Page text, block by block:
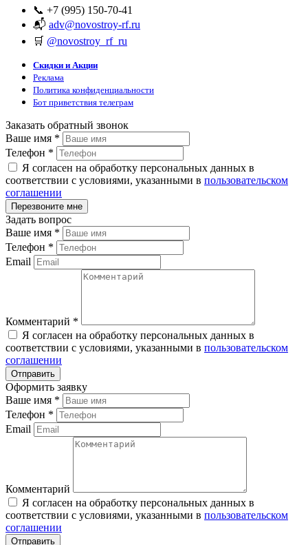
📞 +7 (995) 150-70-41
📬 adv@novostroy-rf.ru
🛒 @novostroy_rf_ru
Скидки и Акции
Реклама
Политика конфиденциальности
Бот приветствия телеграм
Заказать обратный звонок
Ваше имя *
Телефон *
Я согласен на обработку персональных данных в
соответствии с условиями, указанными в пользовательском
соглашении
Задать вопрос
Ваше имя *
Телефон *
Email
Комментарий *
Я согласен на обработку персональных данных в
соответствии с условиями, указанными в пользовательском
соглашении
Оформить заявку
Ваше имя *
Телефон *
Email
Комментарий
Я согласен на обработку персональных данных в
соответствии с условиями, указанными в пользовательском
соглашении